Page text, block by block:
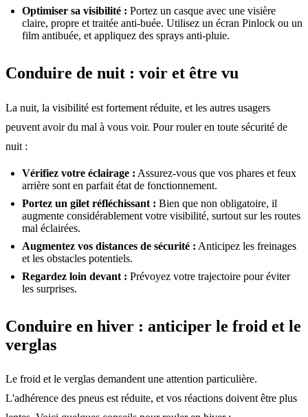
Optimiser sa visibilité : Portez un casque avec une visière
claire, propre et traitée anti-buée. Utilisez un écran Pinlock ou un
film antibuée, et appliquez des sprays anti-pluie.
Conduire de nuit : voir et être vu
La nuit, la visibilité est fortement réduite, et les autres usagers
peuvent avoir du mal à vous voir. Pour rouler en toute sécurité de
nuit :
Vérifiez votre éclairage : Assurez-vous que vos phares et feux
arrière sont en parfait état de fonctionnement.
Portez un gilet réfléchissant : Bien que non obligatoire, il
augmente considérablement votre visibilité, surtout sur les routes
mal éclairées.
Augmentez vos distances de sécurité : Anticipez les freinages
et les obstacles potentiels.
Regardez loin devant : Prévoyez votre trajectoire pour éviter
les surprises.
Conduire en hiver : anticiper le froid et le
verglas
Le froid et le verglas demandent une attention particulière.
L'adhérence des pneus est réduite, et vos réactions doivent être plus